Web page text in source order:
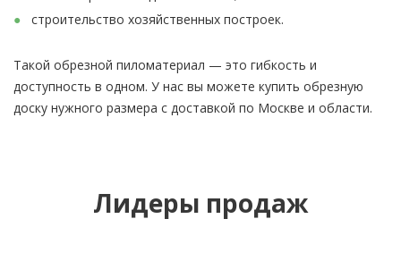
строительство хозяйственных построек.
Такой обрезной пиломатериал — это гибкость и
доступность в одном. У нас вы можете купить обрезную
доску нужного размера с доставкой по Москве и области.
Лидеры продаж